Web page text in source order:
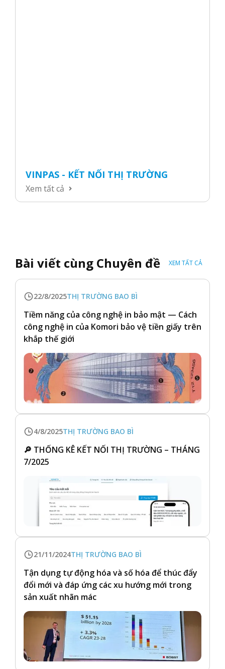
VINPAS - KẾT NỐI THỊ TRƯỜNG
Xem tất cả
Bài viết cùng Chuyên đề XEM TẤT CẢ
22/8/2025THỊ TRƯỜNG BAO BÌ
Tiềm năng của công nghệ in bảo mật — Cách
công nghệ in của Komori bảo vệ tiền giấy trên
khắp thế giới
4/8/2025THỊ TRƯỜNG BAO BÌ
🔎 THỐNG KÊ KẾT NỐI THỊ TRƯỜNG – THÁNG
7/2025
21/11/2024THỊ TRƯỜNG BAO BÌ
Tận dụng tự động hóa và số hóa để thúc đẩy
đổi mới và đáp ứng các xu hướng mới trong
sản xuất nhãn mác